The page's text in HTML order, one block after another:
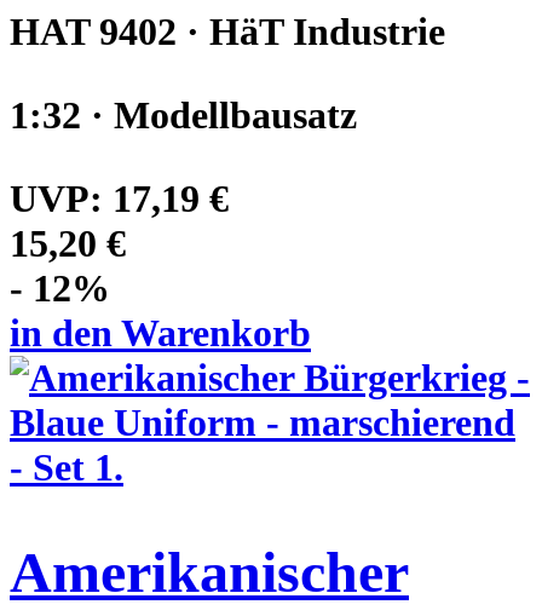
HAT 9402 · HäT Industrie
1:32 · Modellbausatz
UVP: 17,19 €
15,20 €
- 12%
in den Warenkorb
Amerikanischer